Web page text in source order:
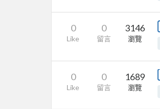
0
Like
0
留言
3146
瀏覽
0
Like
0
留言
1689
瀏覽